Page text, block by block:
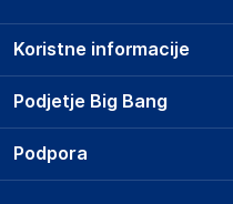
Podjetje Big Bang
O podjetju
Koristne informacije
Prodajna mesta
Storitve
Dostava, vnos in odvoz
Podpora